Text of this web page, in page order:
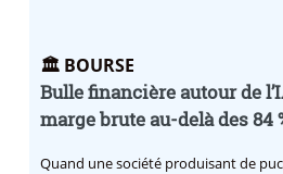
🏛️ BOURSE
Bulle financière autour de
marge brute au-delà des 84
Quand une société produisant de